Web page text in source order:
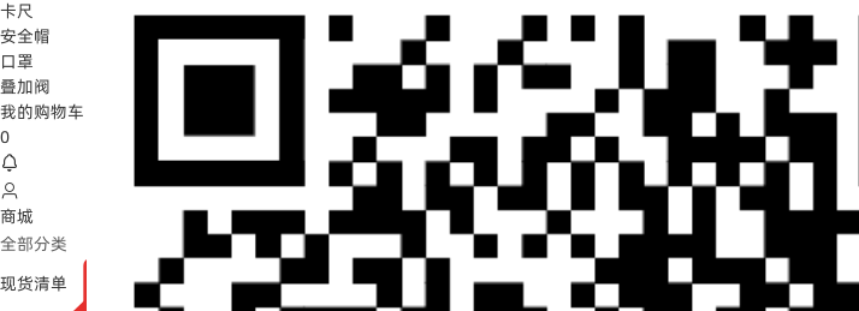
卡尺
安全帽
口罩
叠加阀
我的购物车
0
商城
全部分类
现货清单